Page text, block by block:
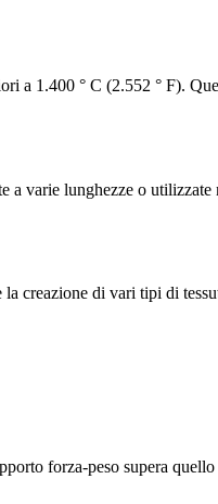
a 1.400 ° C (2.552 ° F).
varie lunghezze o
creazione di vari tipi di
forza-peso supera